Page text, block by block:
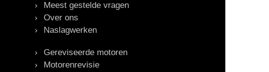
Meest gestelde vragen
Over ons
Naslagwerken
Gereviseerde motoren
Motorenrevisie